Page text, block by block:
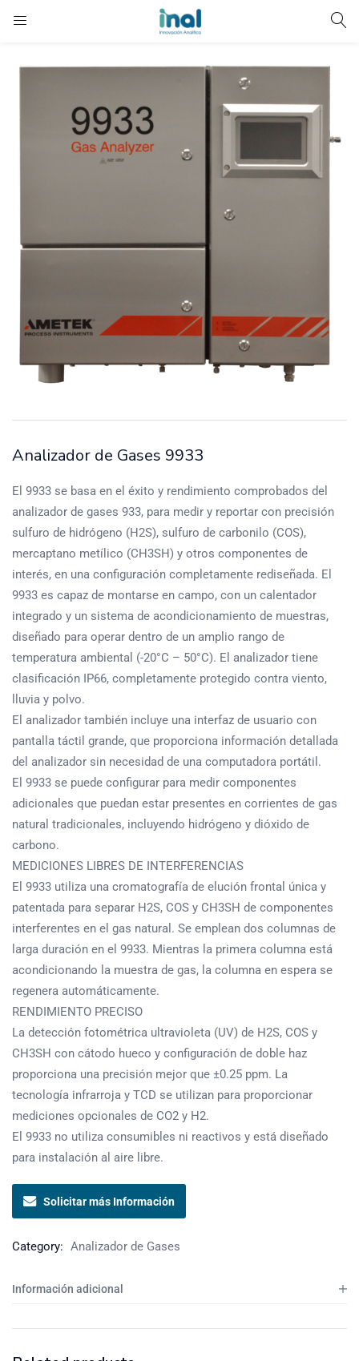
Analizador de Gases 9933
El 9933 se basa en el éxito y rendimiento comprobados del
analizador de gases 933, para medir y reportar con precisión
sulfuro de hidrógeno (H2S), sulfuro de carbonilo (COS),
mercaptano metílico (CH3SH) y otros componentes de
interés, en una configuración completamente rediseñada. El
9933 es capaz de montarse en campo, con un calentador
integrado y un sistema de acondicionamiento de muestras,
diseñado para operar dentro de un amplio rango de
temperatura ambiental (-20°C – 50°C). El analizador tiene
clasificación IP66, completamente protegido contra viento,
lluvia y polvo.
El analizador también incluye una interfaz de usuario con
pantalla táctil grande, que proporciona información detallada
del analizador sin necesidad de una computadora portátil.
El 9933 se puede configurar para medir componentes
adicionales que puedan estar presentes en corrientes de gas
natural tradicionales, incluyendo hidrógeno y dióxido de
carbono.
MEDICIONES LIBRES DE INTERFERENCIAS
El 9933 utiliza una cromatografía de elución frontal única y
patentada para separar H2S, COS y CH3SH de componentes
interferentes en el gas natural. Se emplean dos columnas de
larga duración en el 9933. Mientras la primera columna está
acondicionando la muestra de gas, la columna en espera se
regenera automáticamente.
RENDIMIENTO PRECISO
La detección fotométrica ultravioleta (UV) de H2S, COS y
CH3SH con cátodo hueco y configuración de doble haz
proporciona una precisión mejor que ±0.25 ppm. La
tecnología infrarroja y TCD se utilizan para proporcionar
mediciones opcionales de CO2 y H2.
El 9933 no utiliza consumibles ni reactivos y está diseñado
para instalación al aire libre.
Solicitar más Información
Category: Analizador de Gases
Información adicional